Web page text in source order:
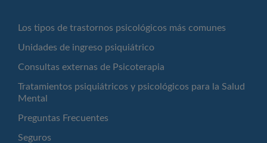
Los tipos de trastornos psicológicos más comunes
Unidades de ingreso psiquiátrico
Consultas externas de Psicoterapia
Tratamientos psiquiátricos y psicológicos para la Salud
Mental
Preguntas Frecuentes
Seguros